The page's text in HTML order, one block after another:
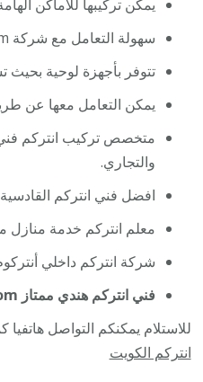
يمكن تركيبها للاماكن
سهولة التعامل مع شركة intercom بالكويت.
تتوفر بأجهزة لوحية
يمكن التعامل معها عن
متخصص تركيب انتركم فني
والتجاري.
افضل فني انتركم
معلم انتركم خدمة منازل
شركة انتركم داخلي
فني انتركم هندي ممتاز intercom.
للاستلام يمكنكم التواصل
انتركم الكويت